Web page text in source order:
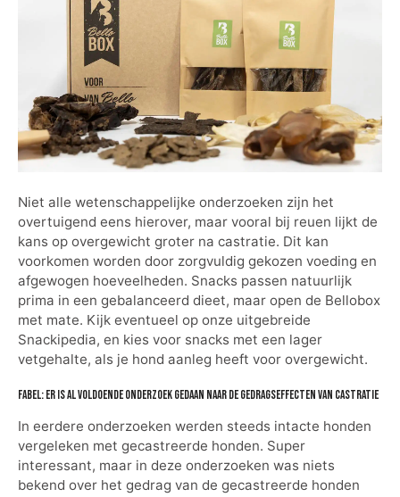
Niet alle wetenschappelijke onderzoeken zijn het
overtuigend eens hierover, maar vooral bij reuen lijkt de
kans op overgewicht groter na castratie. Dit kan
voorkomen worden door zorgvuldig gekozen voeding en
afgewogen hoeveelheden. Snacks passen natuurlijk
prima in een gebalanceerd dieet, maar open de Bellobox
met mate. Kijk eventueel op onze uitgebreide
Snackipedia, en kies voor snacks met een lager
vetgehalte, als je hond aanleg heeft voor overgewicht.
Fabel: Er is al voldoende onderzoek gedaan naar de gedragseffecten van castratie
In eerdere onderzoeken werden steeds intacte honden
vergeleken met gecastreerde honden. Super
interessant, maar in deze onderzoeken was niets
bekend over het gedrag van de gecastreerde honden